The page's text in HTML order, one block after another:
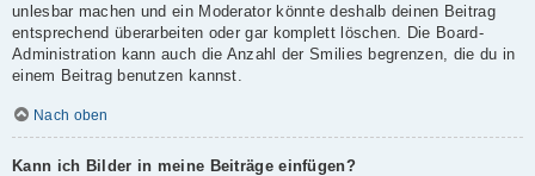
unlesbar machen und ein Moderator könnte deshalb deinen Beitrag
entsprechend überarbeiten oder gar komplett löschen. Die Board-
Administration kann auch die Anzahl der Smilies begrenzen, die du in
einem Beitrag benutzen kannst.
Nach oben
Kann ich Bilder in meine Beiträge einfügen?